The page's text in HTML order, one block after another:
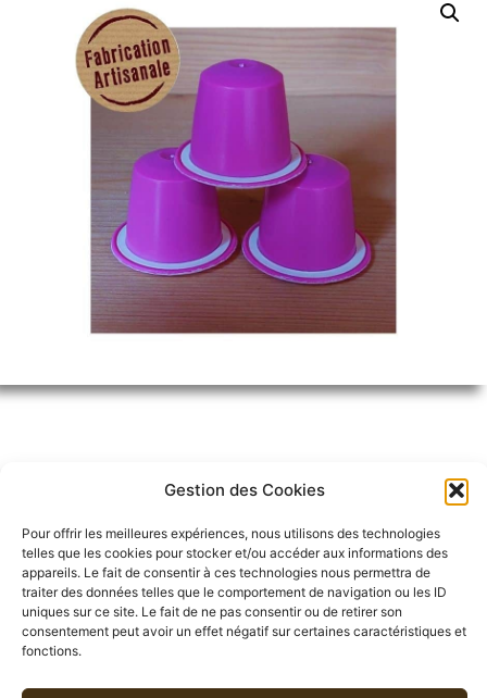
Gestion des Cookies
Pour offrir les meilleures expériences, nous utilisons des technologies
telles que les cookies pour stocker et/ou accéder aux informations des
appareils. Le fait de consentir à ces technologies nous permettra de
traiter des données telles que le comportement de navigation ou les ID
uniques sur ce site. Le fait de ne pas consentir ou de retirer son
consentement peut avoir un effet négatif sur certaines caractéristiques et
fonctions.
INFORMATIONS COMPLÉMENTAIRES
AVIS (0)